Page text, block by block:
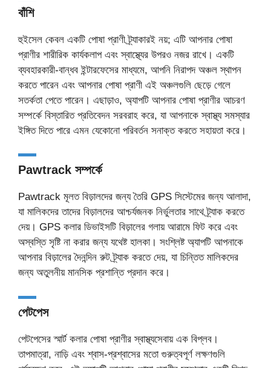
বাঁশি
হুইসেল কেবল একটি পোষা প্রাণী ট্র্যাকারই নয়; এটি আপনার পোষা
প্রাণীর শারীরিক কার্যকলাপ এবং স্বাস্থ্যের উপরও নজর রাখে। একটি
ব্যবহারকারী-বান্ধব ইন্টারফেসের মাধ্যমে, আপনি নিরাপদ অঞ্চল স্থাপন
করতে পারেন এবং আপনার পোষা প্রাণী এই অঞ্চলগুলি ছেড়ে গেলে
সতর্কতা পেতে পারেন। এছাড়াও, অ্যাপটি আপনার পোষা প্রাণীর আচরণ
সম্পর্কে বিস্তারিত প্রতিবেদন সরবরাহ করে, যা আপনাকে স্বাস্থ্য সমস্যার
ইঙ্গিত দিতে পারে এমন যেকোনো পরিবর্তন সনাক্ত করতে সহায়তা করে।
Pawtrack সম্পর্কে
Pawtrack মূলত বিড়ালদের জন্য তৈরি GPS সিস্টেমের জন্য আলাদা,
যা মালিকদের তাদের বিড়ালদের আশ্চর্যজনক নির্ভুলতার সাথে ট্র্যাক করতে
দেয়। GPS কলার ডিভাইসটি বিড়ালের গলায় আরামে ফিট করে এবং
অস্বস্তি সৃষ্টি না করার জন্য যথেষ্ট হালকা। সংশ্লিষ্ট অ্যাপটি আপনাকে
আপনার বিড়ালের দৈনন্দিন রুট ট্র্যাক করতে দেয়, যা চিন্তিত মালিকদের
জন্য অতুলনীয় মানসিক প্রশান্তি প্রদান করে।
পেটপেস
পেটপেসের স্মার্ট কলার পোষা প্রাণীর স্বাস্থ্যসেবায় এক বিপ্লব।
তাপমাত্রা, নাড়ি এবং শ্বাস-প্রশ্বাসের মতো গুরুত্বপূর্ণ লক্ষণগুলি